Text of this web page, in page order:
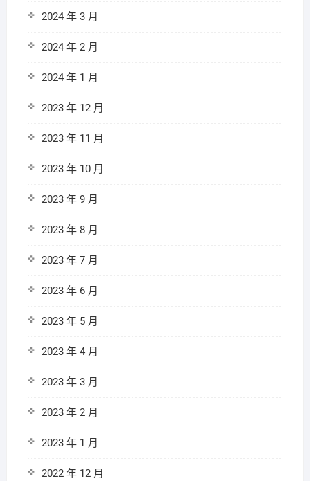
2024 年 3 月
2024 年 2 月
2024 年 1 月
2023 年 12 月
2023 年 11 月
2023 年 10 月
2023 年 9 月
2023 年 8 月
2023 年 7 月
2023 年 6 月
2023 年 5 月
2023 年 4 月
2023 年 3 月
2023 年 2 月
2023 年 1 月
2022 年 12 月